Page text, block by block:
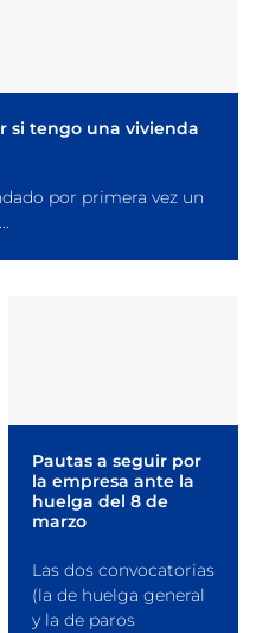
si tengo una vivienda
por primera vez un
Pautas a seguir por
la empresa ante la
huelga del 8 de
marzo
Las dos convocatorias
(la de huelga general
y la de paros